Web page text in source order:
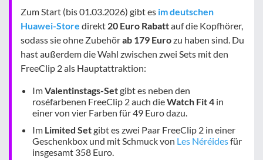
Zum Start (bis 01.03.2026) gibt es im deutschen
Huawei-Store direkt 20 Euro Rabattauf die Kopfhörer,
sodass sie ohne Zubehörab 179 Eurozu haben sind. Du
hast außerdem die Wahl zwischen zwei Sets mit den
FreeClip 2 als Hauptattraktion:
ImValentinstags-Setgibt es neben den
roséfarbenen FreeClip 2 auch dieWatch Fit 4 in
einer von vier Farben für 49 Euro dazu.
Im Limited Setgibt es zwei Paar FreeClip 2 in einer
Geschenkbox und mit Schmuck von Les Néréidesfür
insgesamt 358 Euro.